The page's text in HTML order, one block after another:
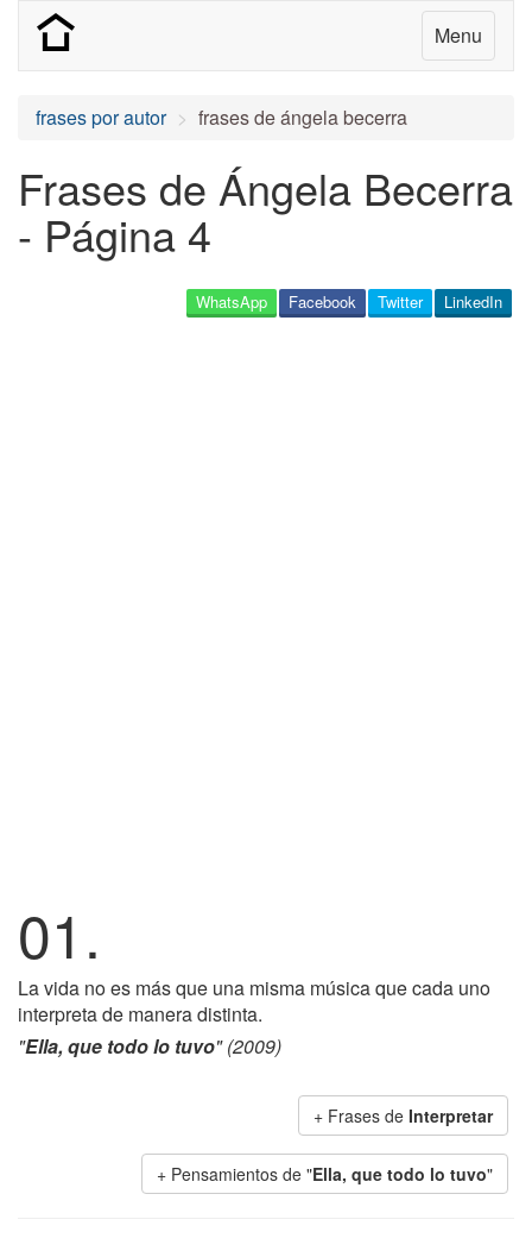
Menu
frases por autor frases de ángela becerra
Frases de Ángela Becerra
- Página 4
LinkedIn
Twitter
Facebook
WhatsApp
01.
La vida no es más que una misma música que cada uno
interpreta de manera distinta.
"Ella, que todo lo tuvo" (2009)
+ Frases de Interpretar
+ Pensamientos de "Ella, que todo lo tuvo"